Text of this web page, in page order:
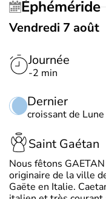
Éphéméride
Vendredi 7 août
Journée
-2 min
Dernier
croissant de Lune
Saint Gaétan
Nous fêtons
originaire de la ville
Gaëte en Italie.